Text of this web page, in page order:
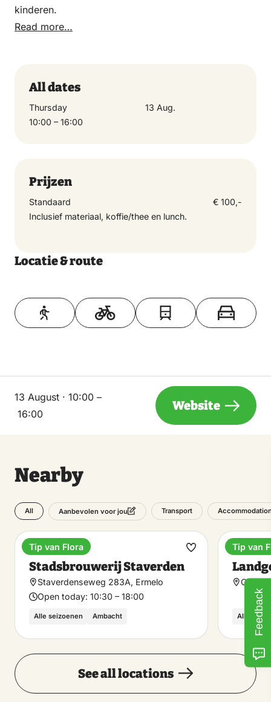
kinderen.
Read more…
All dates
Thursday
13 Aug.
10:00 – 16:00
Prijzen
Standaard
€ 100,-
Inclusief materiaal, koffie/thee en lunch.
Locatie & route
Toon op kaart
13 August · 10:00 –
16:00
Website
Nearby
All Aanbevolen voor jou Transport
Bicycle café
Stadsbrouwerij Staverden
Staverdenseweg 283A, Ermelo
Open today: 10:30 – 18:00
Alle seizoenen Ambacht
Tip van Flora
Make
Estate
Alle
Tip van
See all locations
Feedback